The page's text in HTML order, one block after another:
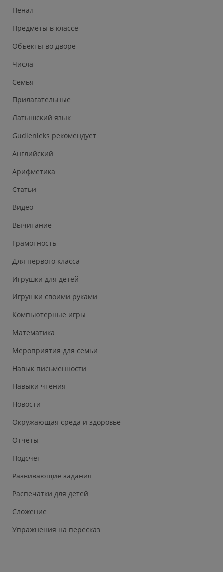
Пенал
Предметы в классе
Объекты во дворе
Числа
Семья
Прилагательные
Латышский язык
Gudlenieks рекомендует
Английский
Арифметика
Статьи
Видео
Вычитание
Грамотность
Для первого класса
Игрушки для детей
Игрушки своими руками
Компьютерные игры
Математика
Мероприятия для семьи
Навык письменности
Навыки чтения
Новости
Окружающая среда и здоровье
Отчеты
Подсчет
Развивающие задания
Распечатки для детей
Сложение
Упражнения на пересказ